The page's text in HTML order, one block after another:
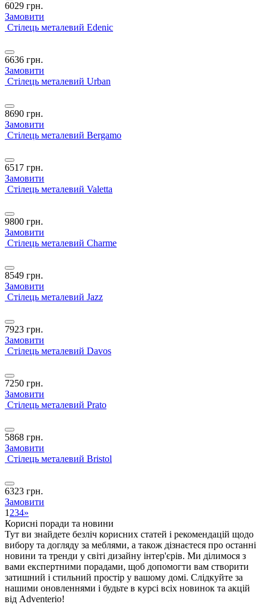
6029 грн.
Замовити
Стілець металевий Edenic
6636 грн.
Замовити
Стілець металевий Urban
8690 грн.
Замовити
Стілець металевий Bergamo
6517 грн.
Замовити
Стілець металевий Valetta
9800 грн.
Замовити
Стілець металевий Сharme
8549 грн.
Замовити
Стілець металевий Jazz
7923 грн.
Замовити
Стілець металевий Davos
7250 грн.
Замовити
Стілець металевий Prato
5868 грн.
Замовити
Стілець металевий Bristol
6323 грн.
Замовити
1 234»
Корисні поради та новини
Тут ви знайдете безліч корисних статей і рекомендацій щодо
вибору та догляду за меблями, а також дізнаєтеся про останні
новини та тренди у світі дизайну інтер'єрів. Ми ділимося з
вами експертними порадами, щоб допомогти вам створити
затишний і стильний простір у вашому домі. Слідкуйте за
нашими оновленнями і будьте в курсі всіх новинок та акцій
від Adventerio!